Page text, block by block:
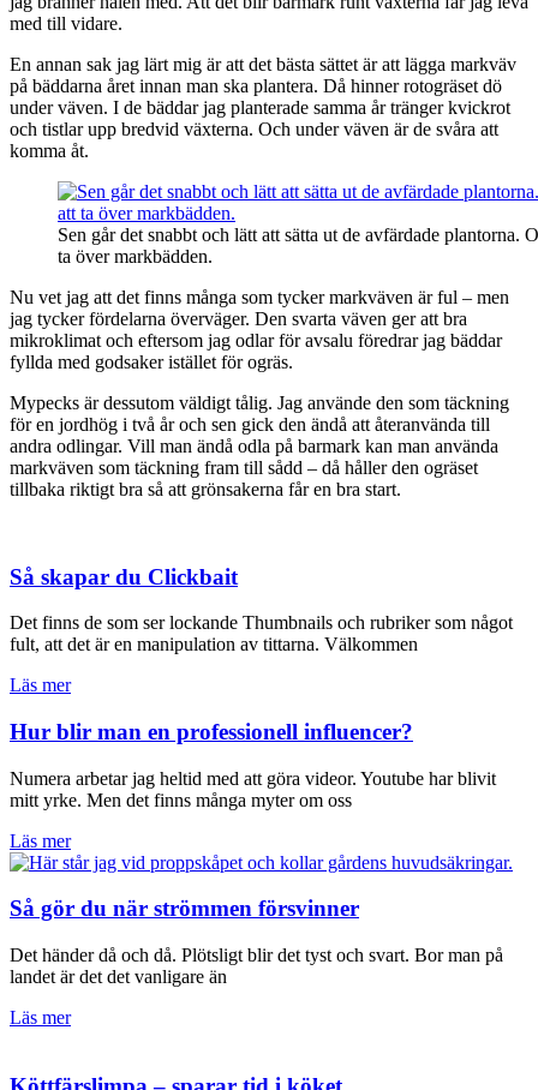
med till vidare.
En annan sak jag lärt mig är att det bästa sättet är att lägga markväv
på bäddarna året innan man ska plantera. Då hinner rotogräset dö
under väven. I de bäddar jag planterade samma år tränger kvickrot
och tistlar upp bredvid växterna. Och under väven är de svåra att
komma åt.
Sen går det snabbt och lätt att sätta ut de avfärdade plantorna.
ta över markbädden.
Nu vet jag att det finns många som tycker markväven är ful – men
jag tycker fördelarna överväger. Den svarta väven ger att bra
mikroklimat och eftersom jag odlar för avsalu föredrar jag bäddar
fyllda med godsaker istället för ogräs.
Mypecks är dessutom väldigt tålig. Jag använde den som täckning
för en jordhög i två år och sen gick den ändå att återanvända till
andra odlingar. Vill man ändå odla på barmark kan man använda
markväven som täckning fram till sådd – då håller den ogräset
tillbaka riktigt bra så att grönsakerna får en bra start.
Så skapar du Clickbait
Det finns de som ser lockande Thumbnails och rubriker som något
fult, att det är en manipulation av tittarna. Välkommen
Läs mer
Hur blir man en professionell influencer?
Numera arbetar jag heltid med att göra videor. Youtube har blivit
mitt yrke. Men det finns många myter om oss
Läs mer
Så gör du när strömmen försvinner
Det händer då och då. Plötsligt blir det tyst och svart. Bor man på
landet är det det vanligare än
Läs mer